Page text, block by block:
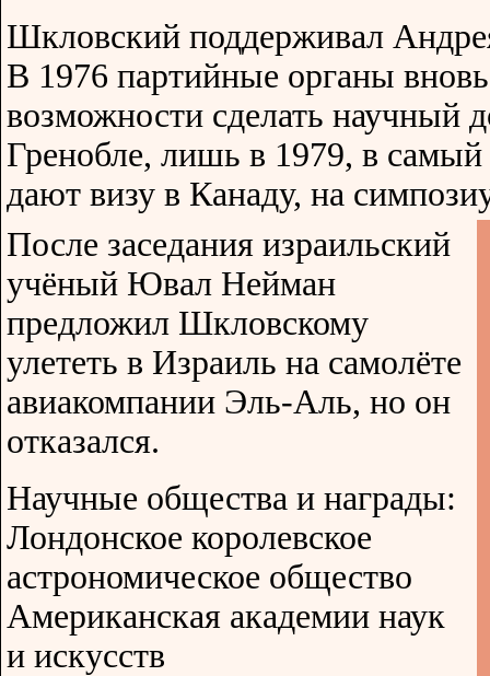
Шкловский поддерживал
В 1976 партийные органы
возможности сделать научный
Гренобле, лишь в 1979, в
дают визу в Канаду, на
После заседания израильский
учёный Ювал Нейман
предложил Шкловскому
улететь в Израиль на самолёте
авиакомпании Эль-Аль, но он
отказался.
Научные общества и награды:
Лондонское королевское
астрономическое общество
Американская академии наук
и искусств